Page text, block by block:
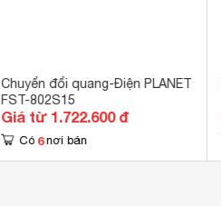
Chuyển đổi quang-Điện PLANET
FST-802S15
Giá từ 1.722.600 đ
Có 6 nơi bán